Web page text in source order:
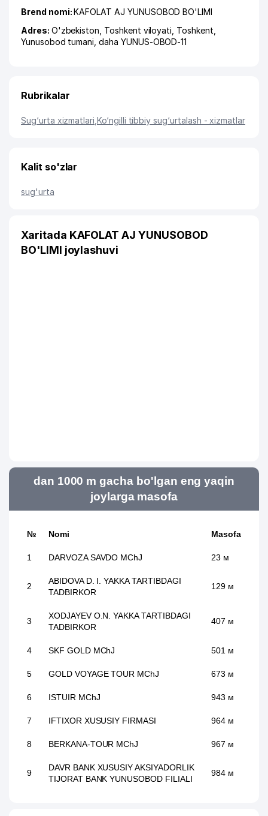
Brend nomi:KAFOLAT AJ YUNUSOBOD BO'LIMI
Adres: O'zbekiston, Toshkent viloyati Toshkent
Yunusobod tumani ,daha YUNUS-OBOD-11
Rubrikalar
Sug‘urta xizmatlari ,Ko‘ngilli tibbiy sug‘urtalash - xizmatlar
Kalit so'zlar
sug'urta
Xaritada KAFOLAT AJ YUNUSOBOD
BO'LIMI joylashuvi
dan 1000 m gacha bo'lgan eng yaqin
joylarga masofa
№ Nomi Masofa
1 DARVOZA SAVDO MChJ 23 м
2
ABIDOVA D. I. YAKKA TARTIBDAGI
TADBIRKOR
129 м
3
XODJAYEV O.N. YAKKA TARTIBDAGI
TADBIRKOR
407 м
4 SKF GOLD MChJ 501 м
5 GOLD VOYAGE TOUR MChJ 673 м
6 ISTUIR MChJ 943 м
7 IFTIXOR XUSUSIY FIRMASI 964 м
8 BERKANA-TOUR MChJ 967 м
9
DAVR BANK XUSUSIY AKSIYADORLIK
TIJORAT BANK YUNUSOBOD FILIALI
984 м